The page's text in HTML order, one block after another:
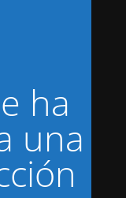
ha
una